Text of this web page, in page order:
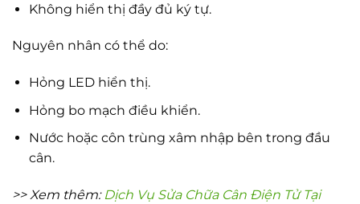
Không hiển thị đầy đủ ký tự.
Nguyên nhân có thể do:
Hỏng LED hiển thị.
Hỏng bo mạch điều khiển.
Nước hoặc côn trùng xâm nhập bên trong đầu
cân.
>> Xem thêm: Dịch Vụ Sửa Chữa Cân Điện Tử Tại